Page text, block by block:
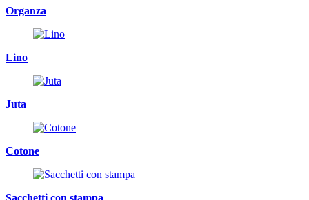
Organza
Lino
Juta
Cotone
Sacchetti con stampa